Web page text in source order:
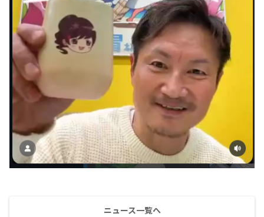
ニュース一覧へ